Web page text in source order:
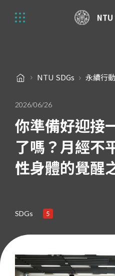
NTU
NTU SDGs 永續行動
2026/06/26
你準備好迎接
了嗎？月經不
性身體的覺醒
SDGs